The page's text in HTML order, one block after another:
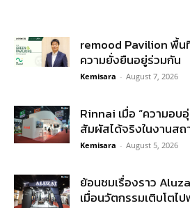
remood Pavilion พื้น
ความยั่งยืนอยู่ร่วมกัน
Kemisara - August 7, 2026
Rinnai เมื่อ “ความอบ
สัมผัสได้จริงในงานสถ
Kemisara - August 5, 2026
ย้อนชมเรื่องราว
เมื่อนวัตกรรมเติบโตไ